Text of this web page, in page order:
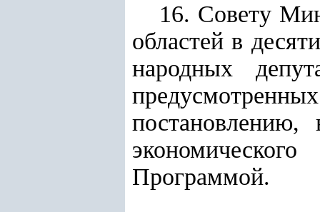
16. Совету
областей в
народных
постановлению,
Программой.